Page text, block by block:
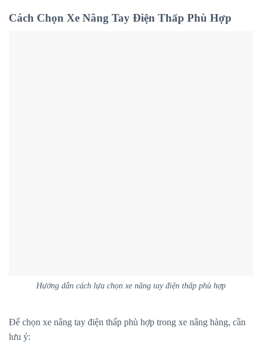
Cách Chọn Xe Nâng Tay Điện Thấp Phù Hợp
Hướng dẫn cách lựa chọn xe nâng tay điện thấp phù hợp
Để chọn xe nâng tay điện thấp phù hợp trong xe nâng hàng, cần
lưu ý: